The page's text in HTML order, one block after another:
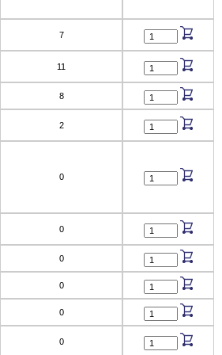
7
11
8
2
0
0
0
0
0
0